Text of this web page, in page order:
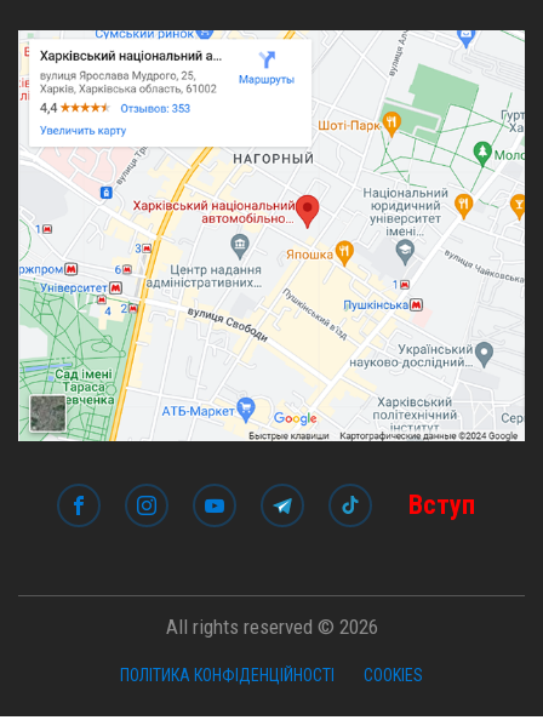
Вступ
All rights reserved © 2026
ПОЛІТИКА КОНФІДЕНЦІЙНОСТІ COOKIES